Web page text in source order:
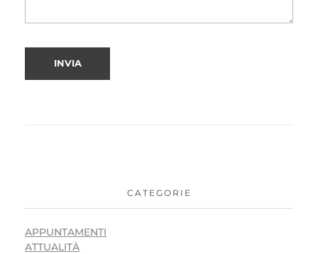
CATEGORIE
APPUNTAMENTI
ATTUALITÀ